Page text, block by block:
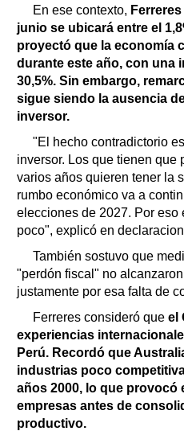
En ese contexto,
junio se ubicará entre el
proyectó que la economía
durante este año, con una
30,5%. Sin embargo,
sigue siendo la ausencia
inversor.
"El hecho contradictorio
inversor. Los que tienen que
varios años quieren tener la
rumbo económico va a
elecciones de 2027. Por eso
poco", explicó en
También sostuvo que
"perdón fiscal" no
justamente por esa falta de
Ferreres consideró que el
experiencias
Perú. Recordó que
industrias poco
años 2000, lo que provocó
empresas antes de
productivo.